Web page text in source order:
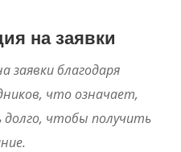
на заявки
заявки благодаря
что означает,
чтобы получить